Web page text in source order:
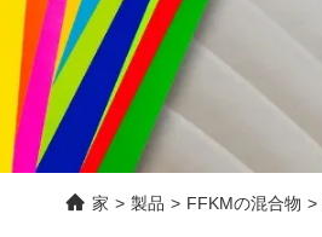
家 > 製品 > FFKMの混合物 >